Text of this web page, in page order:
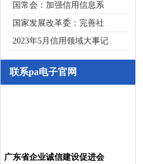
国常会：加强信用信息系
国家发展改革委：完善社
2023年5月信用领域大事记
联系pa电子官网
广东省企业诚信建设促进会